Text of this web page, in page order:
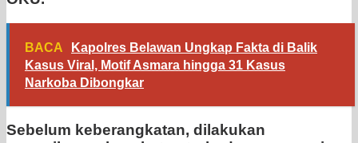
BACA
Kapolres Belawan Ungkap Fakta di Balik
Kasus Viral, Motif Asmara hingga 31 Kasus
Narkoba Dibongkar
Sebelum keberangkatan, dilakukan